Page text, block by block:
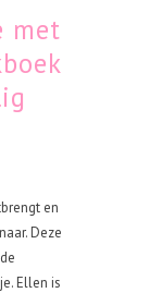
met
en
Deze
Ellen is